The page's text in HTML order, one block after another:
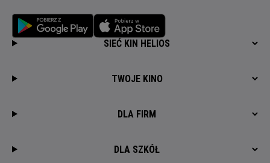
SIEĆ KIN HELIOS
TWOJE KINO
DLA FIRM
DLA SZKÓŁ